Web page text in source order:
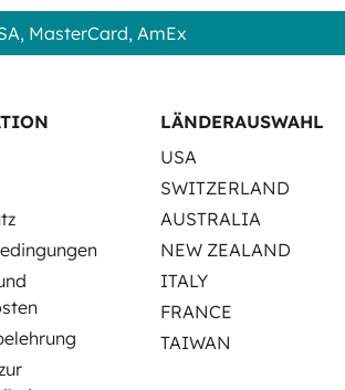
MasterCard, AmEx
LÄNDERAUSWAHL
USA
SWITZERLAND
AUSTRALIA
NEW ZEALAND
ITALY
FRANCE
TAIWAN